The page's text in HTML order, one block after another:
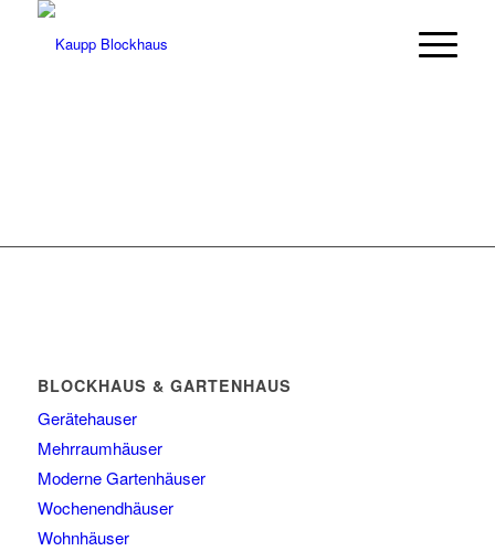
BLOCKHAUS & GARTENHAUS
Gerätehauser
Mehrraumhäuser
Moderne Gartenhäuser
Wochenendhäuser
Wohnhäuser